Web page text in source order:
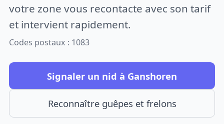
votre zone vous recontacte avec son tarif
et intervient rapidement.
Codes postaux : 1083
Signaler un nid à Ganshoren
Reconnaître guêpes et frelons